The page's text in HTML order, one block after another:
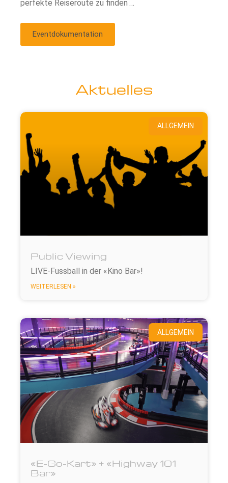
perfekte Reiseroute zu finden …
Eventdokumentation
Aktuelles
ALLGEMEIN
Public Viewing
LIVE-Fussball in der «Kino Bar»!
WEITERLESEN »
ALLGEMEIN
«E-Go-Kart» + «Highway 101
Bar»